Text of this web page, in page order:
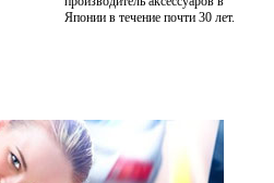
Японии в течение почти 30 лет.